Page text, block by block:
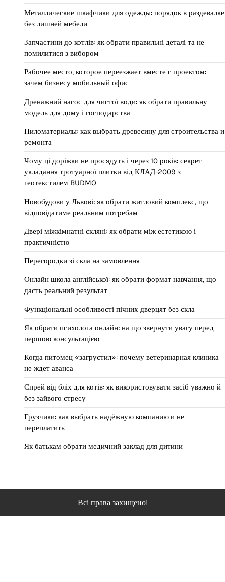
Металлические шкафчики для одежды: порядок в раздевалке
без лишней мебели
Запчастини до котлів: як обрати правильні деталі та не
помилитися з вибором
Рабочее место, которое переезжает вместе с проектом:
зачем бизнесу мобильный офис
Дренажний насос для чистої води: як обрати правильну
модель для дому і господарства
Пиломатериалы: как выбрать древесину для строительства и
ремонта
Чому ці доріжки не просядуть і через 10 років: секрет
укладання тротуарної плитки від КЛАД-2009 з
геотекстилем BUDMO
Новобудови у Львові: як обрати житловий комплекс, що
відповідатиме реальним потребам
Двері міжкімнатні скляні: як обрати між естетикою і
практичністю
Перегородки зі скла на замовлення
Онлайн школа англійської: як обрати формат навчання, що
дасть реальний результат
Функціональні особливості пічних дверцят без скла
Як обрати психолога онлайн: на що звернути увагу перед
першою консультацією
Когда питомец «загрустил»: почему ветеринарная клиника
не ждет аванса
Спрей від бліх для котів: як використовувати засіб уважно й
без зайвого стресу
Грузчики: как выбрать надёжную компанию и не
переплатить
Як батькам обрати медичний заклад для дитини
Всі права захищено!